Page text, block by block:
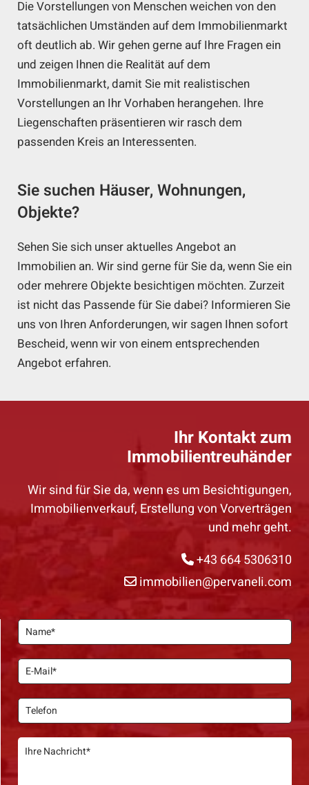
Die Vorstellungen von Menschen weichen von den
tatsächlichen Umständen auf dem Immobilienmarkt
oft deutlich ab. Wir gehen gerne auf Ihre Fragen ein
und zeigen Ihnen die Realität auf dem
Immobilienmarkt, damit Sie mit realistischen
Vorstellungen an Ihr Vorhaben herangehen. Ihre
Liegenschaften präsentieren wir rasch dem
passenden Kreis an Interessenten.
Sie suchen Häuser, Wohnungen,
Objekte?
Sehen Sie sich unser aktuelles Angebot an
Immobilien an. Wir sind gerne für Sie da, wenn Sie ein
oder mehrere Objekte besichtigen möchten. Zurzeit
ist nicht das Passende für Sie dabei? Informieren Sie
uns von Ihren Anforderungen, wir sagen Ihnen sofort
Bescheid, wenn wir von einem entsprechenden
Angebot erfahren.
Ihr Kontakt zum
Immobilientreuhänder
Wir sind für Sie da, wenn es um Besichtigungen,
Immobilienverkauf, Erstellung von Vorverträgen
und mehr geht.
 +43 664 5306310
 immobilien@pervaneli.com